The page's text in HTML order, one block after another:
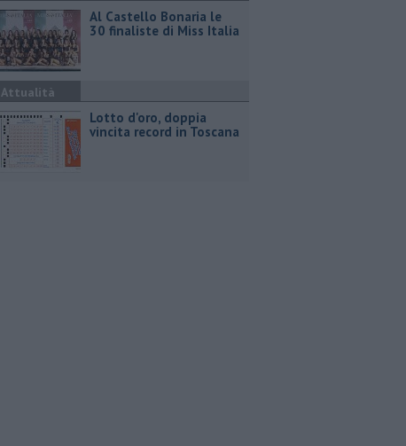
Al Castello Bonaria le
30 finaliste di Miss Italia
Attualità
Lotto d'oro, doppia
vincita record in Toscana